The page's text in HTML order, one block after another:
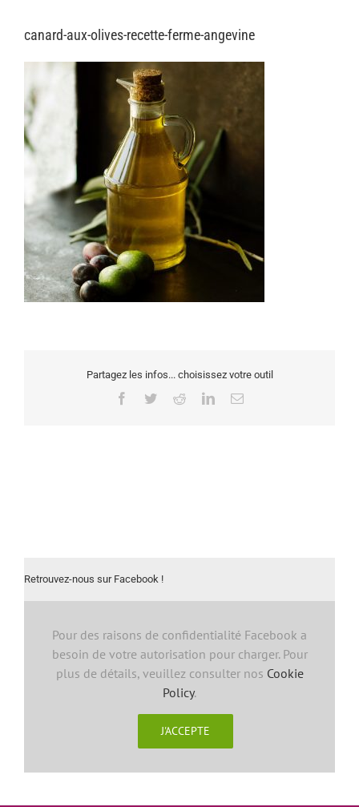
canard-aux-olives-recette-ferme-angevine
Partagez les infos... choisissez votre outil
Facebook
TwitterRedditLinkedInEmail
Retrouvez-nous sur Facebook !
Pour des raisons de confidentialité Facebook a
besoin de votre autorisation pour charger. Pour
plus de détails, veuillez consulter nos Cookie
Policy.
J'ACCEPTE